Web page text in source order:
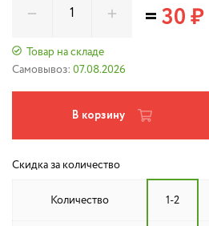
Товар на складе
Самовывоз: 07.08.2026
=30 ₽
В корзину
Скидка за количество
Количество 1-2